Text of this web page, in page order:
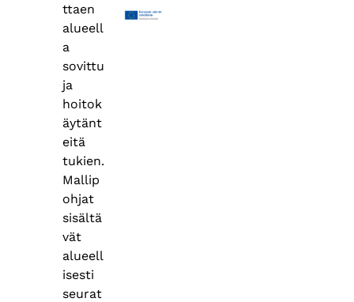
ttaen
alueell
a
sovittu
ja
hoitok
äytänt
eitä
tukien.
Mallip
ohjat
sisältä
vät
alueell
isesti
seurat